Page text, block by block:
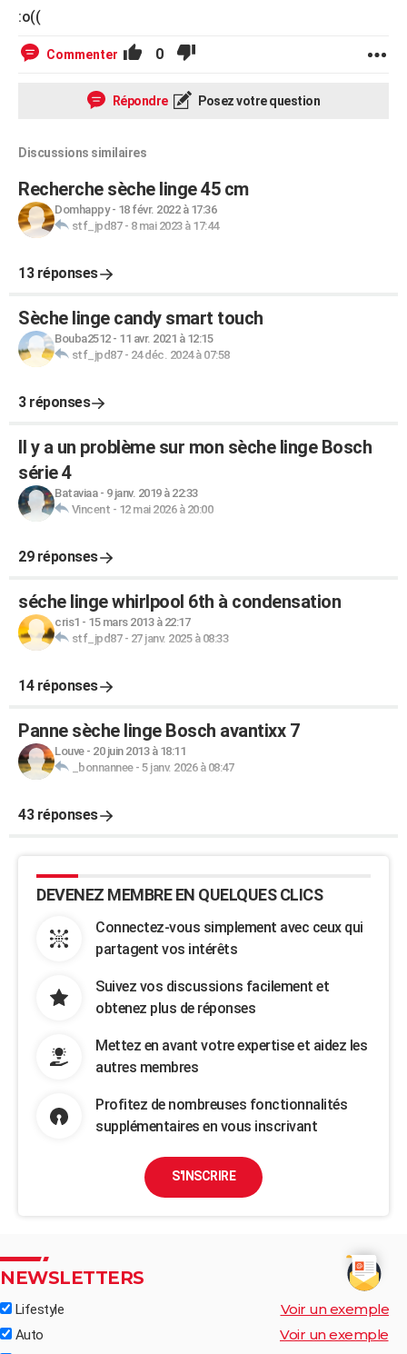
FORUM
:o((
Commenter 0
Répondre Posez votre question
Discussions similaires
Recherche sèche linge 45 cm
Domhappy- 18 févr. 2022 à 17:36
stf_jpd87- 8 mai 2023 à 17:44
13 réponses
Sèche linge candy smart touch
Bouba2512- 11 avr. 2021 à 12:15
stf_jpd87- 24 déc. 2024 à 07:58
3 réponses
Il y a un problème sur mon sèche linge Bosch
série 4
Bataviaa- 9 janv. 2019 à 22:33
Vincent - 12 mai 2026 à 20:00
29 réponses
séche linge whirlpool 6th à condensation
cris1 - 15 mars 2013 à 22:17
stf_jpd87- 27 janv. 2025 à 08:33
14 réponses
Panne sèche linge Bosch avantixx 7
Louve- 20 juin 2013 à 18:11
_bonnannee- 5 janv. 2026 à 08:47
43 réponses
DEVENEZ MEMBRE EN QUELQUES CLICS
Connectez-vous simplement avec ceux qui
partagent vos intérêts
Suivez vos discussions facilement et
obtenez plus de réponses
Mettez en avant votre expertise et aidez les
autres membres
Profitez de nombreuses fonctionnalités
supplémentaires en vous inscrivant
S'INSCRIRE
NEWSLETTERS
Lifestyle Voir un exemple
Auto Voir un exemple